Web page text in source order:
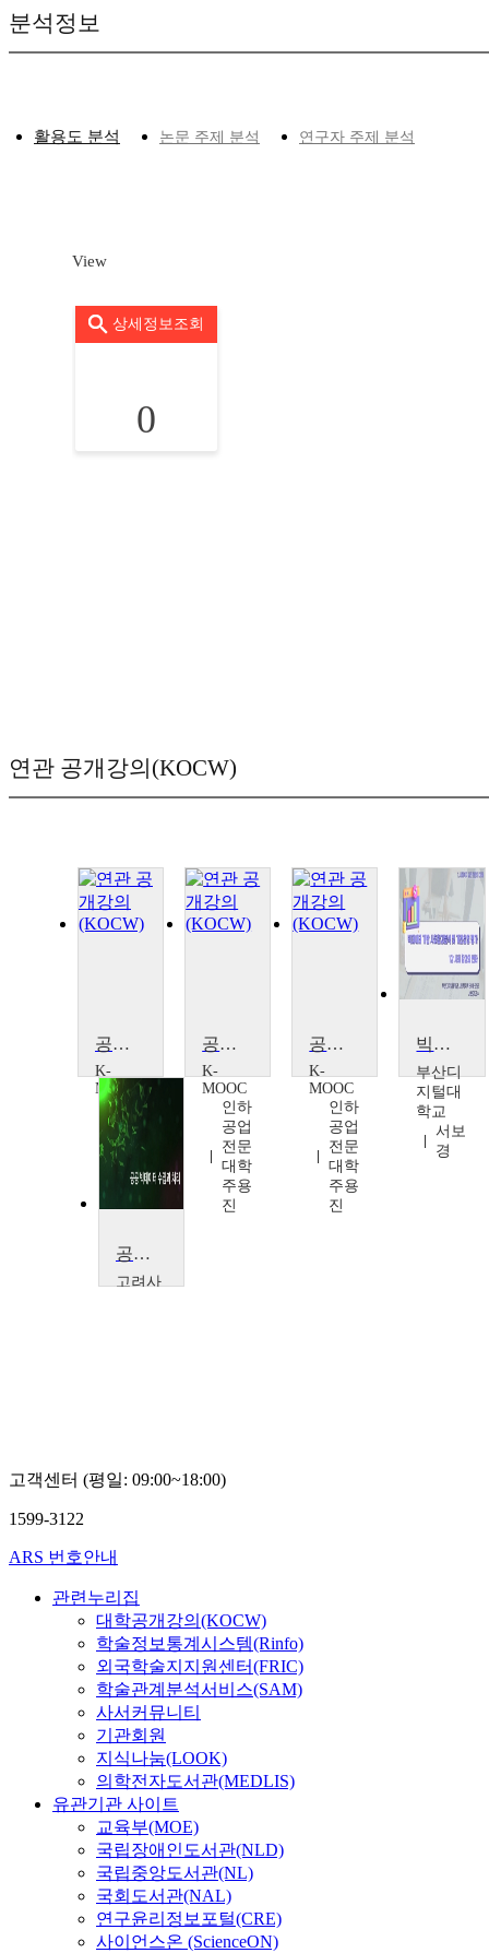
분석정보
활용도 분석 논문 주제 분석 연구자 주제 분석
View
상세정보조회
0
연관 공개강의(KOCW)
공간 빅데이터 프로그래밍[Geo-Big Data Programming]
K-
MOOC
인하
공업
전문
대학
주용
진
공간 빅데이터 프로그래밍[Geo-Big Data Programming]
K-
MOOC
인하
공업
전문
대학
주용
진
공간 빅데이터 프로그래밍[Geo-Big Data Programming]
K-
MOOC
인하
공업
전문
대학
주용
진
빅데이터 기반 사회환경분석 및 기관운영 평가
부산디
지털대
학교
서보
경
공공 빅데이터 수집과 처리
고려사
(Yungi
Kim)
고객센터 (평일: 09:00~18:00)
1599-3122
ARS 번호안내
관련누리집
대학공개강의(KOCW)
학술정보통계시스템(Rinfo)
외국학술지지원센터(FRIC)
학술관계분석서비스(SAM)
사서커뮤니티
기관회원
지식나눔(LOOK)
의학전자도서관(MEDLIS)
유관기관 사이트
교육부(MOE)
국립장애인도서관(NLD)
국립중앙도서관(NL)
국회도서관(NAL)
연구윤리정보포털(CRE)
사이언스온 (ScienceON)